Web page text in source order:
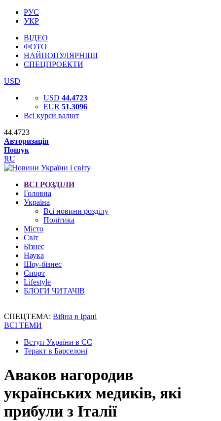
РУС
УКР
ВІДЕО
ФОТО
НАЙПОПУЛЯРНІШІ
СПЕЦПРОЕКТИ
USD
USD 44.4723
EUR 51.3096
Всі курси валют
44.4723
Авторизація
Пошук
RU
ВСІ РОЗДІЛИ
Головна
Україна
Всі новини розділу
Політика
Місто
Світ
Бізнес
Наука
Шоу-бізнес
Спорт
Lifestyle
БЛОГИ ЧИТАЧІВ
СПЕЦТЕМА: Війна в Ірані
ВСІ ТЕМИ
Вступ України в ЄС
Теракт в Барселоні
Аваков нагородив
українських медиків, які
прибули з Італії